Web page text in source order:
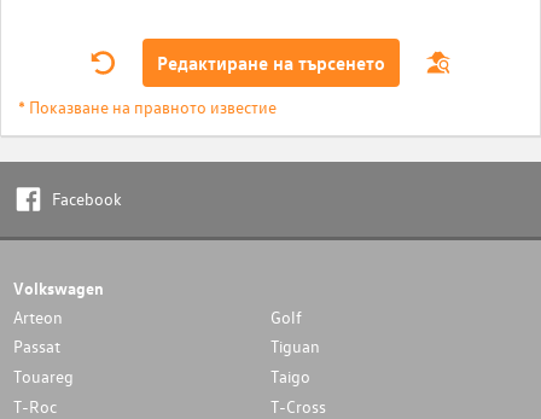
Редактиране на търсенето
* Показване на правното известие
Facebook
Volkswagen
Arteon
Golf
Passat
Tiguan
Touareg
Taigo
T-Roc
T-Cross